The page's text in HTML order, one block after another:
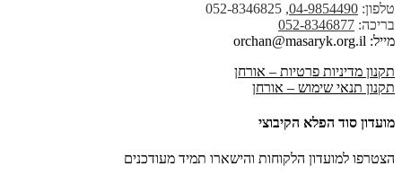
טלפון: 04-9854490
, 052-8346825
בריכה: 052-8346877
מייל: orchan@masaryk.org.il
תקנון מדיניות פרטיות – אורחן
תקנון תנאי שימוש – אורחן
מועדון סוד הפלא הקיבוצי
הצטרפו למועדון הלקוחות והישארו תמיד מעודכנים